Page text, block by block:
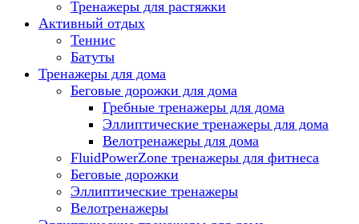
Тренажеры для растяжки
Активный отдых
Теннис
Батуты
Тренажеры для дома
Беговые дорожки для дома
Гребные тренажеры для дома
Эллиптические тренажеры для дома
Велотренажеры для дома
FluidPowerZone тренажеры для фитнеса
Беговые дорожки
Эллиптические тренажеры
Велотренажеры